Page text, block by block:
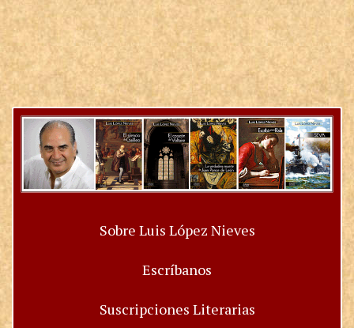
Sobre Luis López Nieves
Escríbanos
Suscripciones Literarias